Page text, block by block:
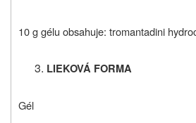
10 g gélu obsahuje: tromantadini
LIEKOVÁ FORMA
Gél